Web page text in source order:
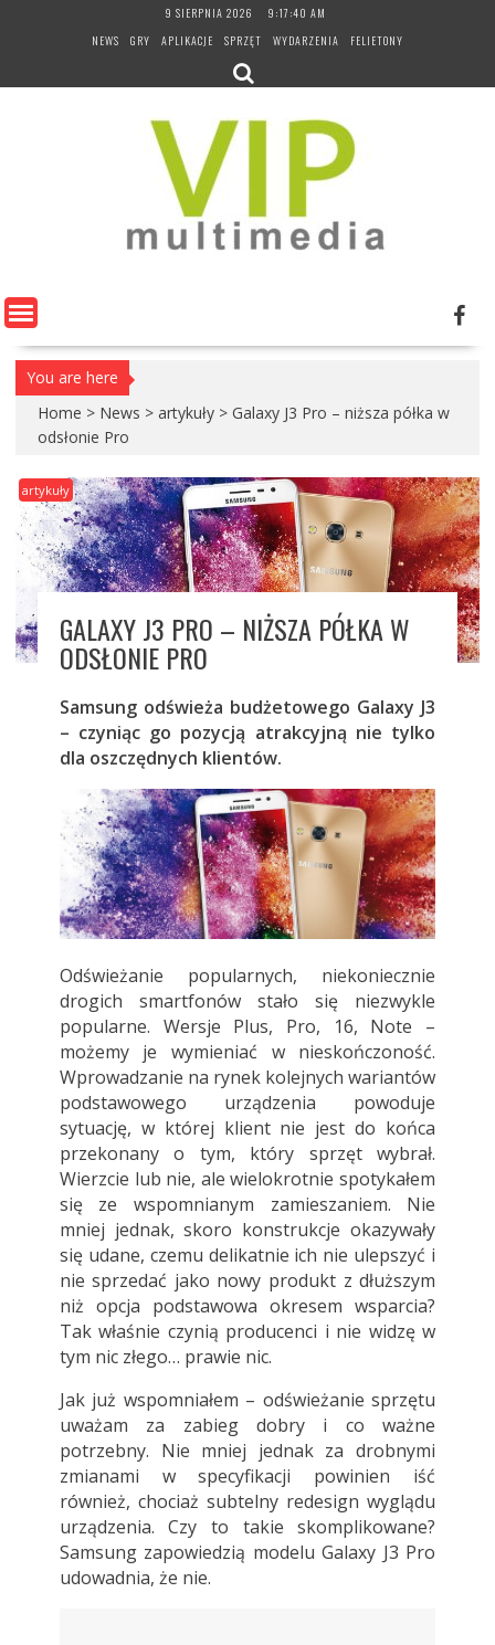
9 SIERPNIA 2026
9:17:41 AM
NEWS
GRY APLIKACJE SPRZĘT WYDARZENIA FELIETONY
You are here
Home > News > artykuły > Galaxy J3 Pro – niższa półka w
odsłonie Pro
artykuły
GALAXY J3 PRO – NIŻSZA PÓŁKA W
ODSŁONIE PRO
Samsung odświeża budżetowego Galaxy J3
– czyniąc go pozycją atrakcyjną nie tylko
dla oszczędnych klientów.
Odświeżanie popularnych, niekoniecznie
drogich smartfonów stało się niezwykle
popularne. Wersje Plus, Pro, 16, Note –
możemy je wymieniać w nieskończoność.
Wprowadzanie na rynek kolejnych wariantów
podstawowego urządzenia powoduje
sytuację, w której klient nie jest do końca
przekonany o tym, który sprzęt wybrał.
Wierzcie lub nie, ale wielokrotnie spotykałem
się ze wspomnianym zamieszaniem. Nie
mniej jednak, skoro konstrukcje okazywały
się udane, czemu delikatnie ich nie ulepszyć i
nie sprzedać jako nowy produkt z dłuższym
niż opcja podstawowa okresem wsparcia?
Tak właśnie czynią producenci i nie widzę w
tym nic złego… prawie nic.
Jak już wspomniałem – odświeżanie sprzętu
uważam za zabieg dobry i co ważne
potrzebny. Nie mniej jednak za drobnymi
zmianami w specyfikacji powinien iść
również, chociaż subtelny redesign wyglądu
urządzenia. Czy to takie skomplikowane?
Samsung zapowiedzią modelu Galaxy J3 Pro
udowadnia, że nie.